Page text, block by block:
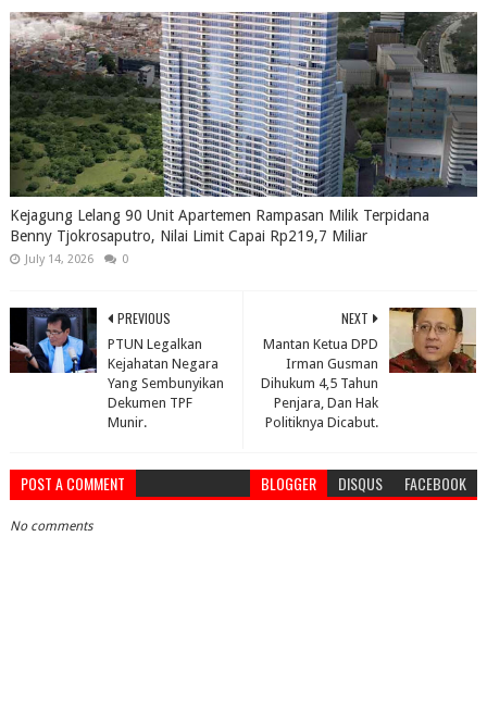
Kejagung Lelang 90 Unit Apartemen Rampasan Milik Terpidana
Benny Tjokrosaputro, Nilai Limit Capai Rp219,7 Miliar
July 14, 2026 0
NEXT
Mantan Ketua DPD
Irman Gusman
Dihukum 4,5 Tahun
Penjara, Dan Hak
Politiknya Dicabut.
PREVIOUS
PTUN Legalkan
Kejahatan Negara
Yang Sembunyikan
Dekumen TPF
Munir.
POST A COMMENT BLOGGER DISQUS FACEBOOK
No comments